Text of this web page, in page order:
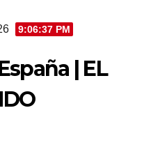
9:06:38 PM
| EL